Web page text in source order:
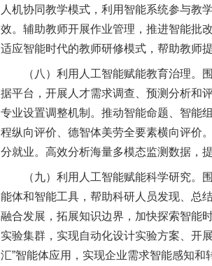
人机协同教学模式，利用智能系统参与教
效。辅助教师开展作业管理，推进智能批
适应智能时代的教师研修模式，帮助教师
（八）利用人工智能赋能教育治理。围
据平台，开展人才需求调查、预测分析和
专业设置调整机制。推动智能命题、智能
程纵向评价、德智体美劳全要素横向评价
分就业。高效分析海量多模态监测数据，
（九）利用人工智能赋能科学研究。围
能体和智能工具，帮助科研人员发现、总
融合发展，拓展知识边界，加快探索智能
实验集群，实现自动化设计实验方案、开
汇”智能体应用，实现企业需求智能感知和